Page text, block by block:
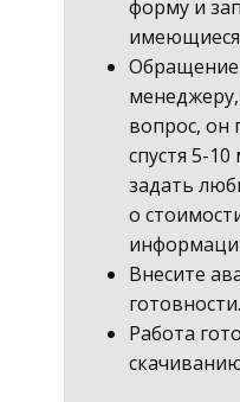
форму и
имеющиеся
менеджеру,
вопрос, он
спустя 5-
задать
о
Внесите
готовности.
Работа